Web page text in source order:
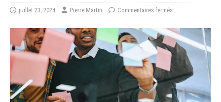
juillet 23, 2024 Pierre Martin Commentaires fermés